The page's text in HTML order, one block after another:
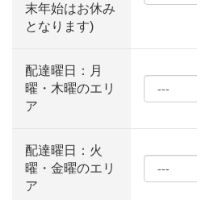
末年始はお休み
となります)
配達曜日：月
曜・木曜のエリ
ア
配達曜日：火
曜・金曜のエリ
ア